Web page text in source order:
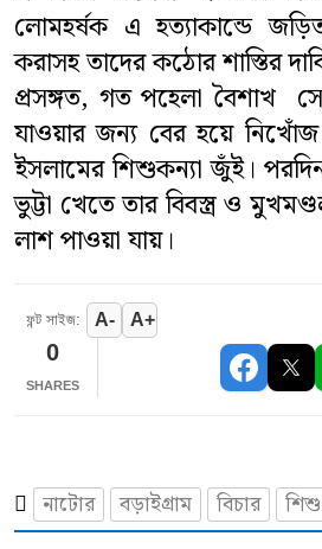
অপরাধ
ধর্ম
সাহিত্য
স্বাস্থ্য
পাঁচ মিশালী
লোমহর্ষক এ হত্যাকান্ডে
করাসহ তাদের কঠোর শাস্তির
প্রসঙ্গত, গত পহেলা বৈশাখ
যাওয়ার জন্য বের হয়ে নিখোঁজ
ইসলামের শিশুকন্যা জুঁই।
ভুট্টা খেতে তার বিবস্ত্র ও
লাশ পাওয়া যায়।
ফন্ট সাইজ: A- A+
0
SHARES
নাটোর বড়াইগ্রাম বিচার